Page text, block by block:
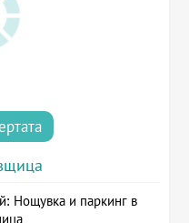
Нощувка и паркинг в